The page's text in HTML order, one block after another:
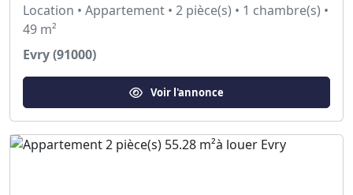
Location • Appartement • 2 pièce(s) • 1 chambre(s) •
49 m²
Evry (91000)
Voir l'annonce